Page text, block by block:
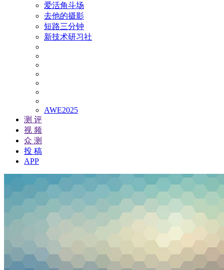
爱活角斗场
去他的摄影
短路三分钟
新技术研习社
AWE2025
测 评
视 频
众 测
投 稿
APP